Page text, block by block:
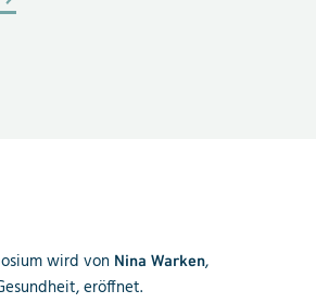
wird von Nina Warken,
eröffnet.